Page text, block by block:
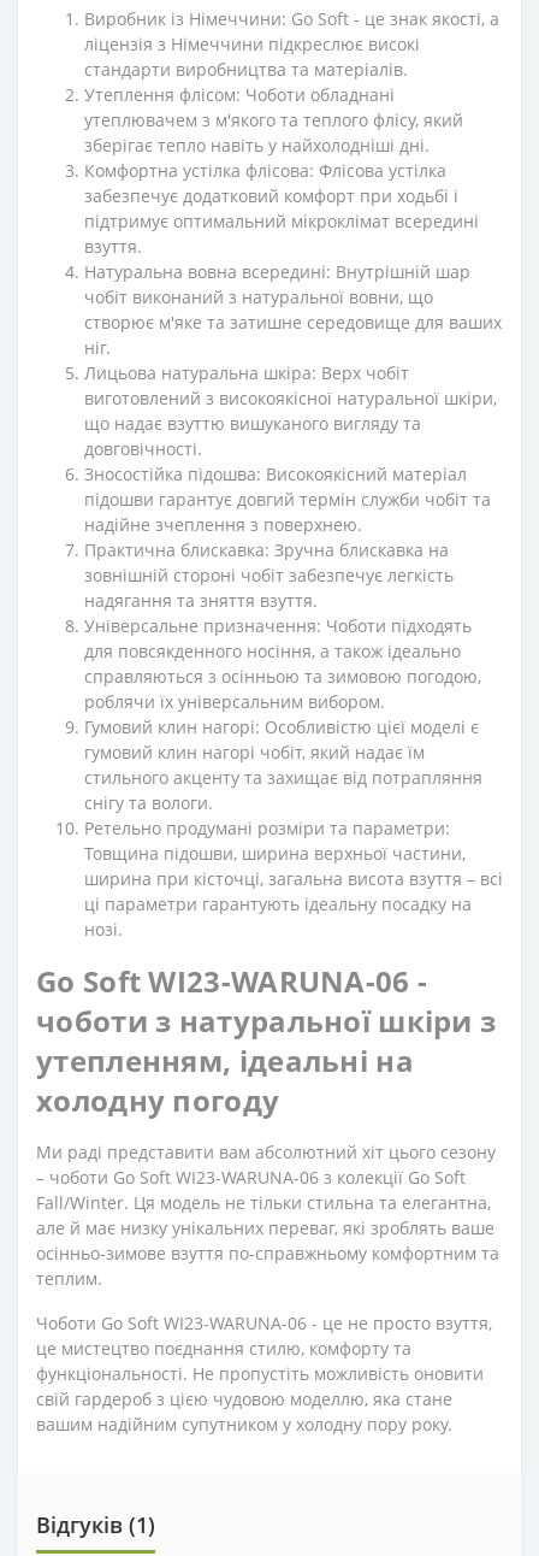
Виробник із Німеччини: Go Soft - це знак якості, а
ліцензія з Німеччини підкреслює високі
стандарти виробництва та матеріалів.
Утеплення флісом: Чоботи обладнані
утеплювачем з м'якого та теплого флісу, який
зберігає тепло навіть у найхолодніші дні.
Комфортна устілка флісова: Флісова устілка
забезпечує додатковий комфорт при ходьбі і
підтримує оптимальний мікроклімат всередині
взуття.
Натуральна вовна всередині: Внутрішній шар
чобіт виконаний з натуральної вовни, що
створює м'яке та затишне середовище для ваших
ніг.
Лицьова натуральна шкіра: Верх чобіт
виготовлений з високоякісної натуральної шкіри,
що надає взуттю вишуканого вигляду та
довговічності.
Зносостійка підошва: Високоякісний матеріал
підошви гарантує довгий термін служби чобіт та
надійне зчеплення з поверхнею.
Практична блискавка: Зручна блискавка на
зовнішній стороні чобіт забезпечує легкість
надягання та зняття взуття.
Універсальне призначення: Чоботи підходять
для повсякденного носіння, а також ідеально
справляються з осінньою та зимовою погодою,
роблячи їх універсальним вибором.
Гумовий клин нагорі: Особливістю цієї моделі є
гумовий клин нагорі чобіт, який надає їм
стильного акценту та захищає від потрапляння
снігу та вологи.
Ретельно продумані розміри та параметри:
Товщина підошви, ширина верхньої частини,
ширина при кісточці, загальна висота взуття – всі
ці параметри гарантують ідеальну посадку на
нозі.
Go Soft WI23-WARUNA-06 -
чоботи з натуральної шкіри з
утепленням, ідеальні на
холодну погоду
Ми раді представити вам абсолютний хіт цього сезону
– чоботи Go Soft WI23-WARUNA-06 з колекції Go Soft
Fall/Winter. Ця модель не тільки стильна та елегантна,
але й має низку унікальних переваг, які зроблять ваше
осінньо-зимове взуття по-справжньому комфортним та
теплим.
Чоботи Go Soft WI23-WARUNA-06 - це не просто взуття,
це мистецтво поєднання стилю, комфорту та
функціональності. Не пропустіть можливість оновити
свій гардероб з цією чудовою моделлю, яка стане
вашим надійним супутником у холодну пору року.
Відгуків (1)